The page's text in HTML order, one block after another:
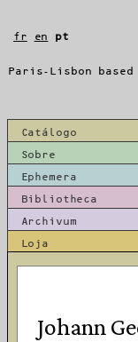
para
conteúdo
Paris-Lisbon
Catálogo
Sobre
Ephemera
Bibliotheca
Archivum
Loja
fr en pt
Johann